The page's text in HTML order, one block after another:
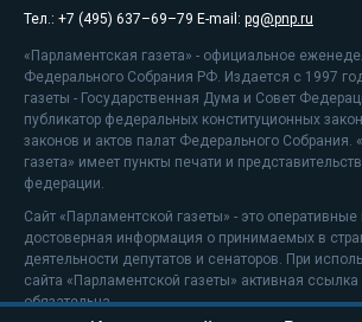
Тел.: +7 (495) 637–69–79 E-mail: pg@pnp.ru
«Парламентская газета» - официальное
Федерального Собрания РФ. Издается с 1997
газеты - Государственная Дума и Совет
публикатор федеральных конституционных
законов и актов палат Федерального Собрания.
газета» имеет пункты печати и
федерации.
Сайт «Парламентской газеты» - это оперативные
достоверная информация о принимаемых в
деятельности депутатов и сенаторов. При
сайта «Парламентской газеты» активная ссылка
обязательна.